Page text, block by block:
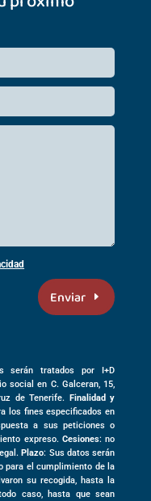
Enviar
serán tratados por I+D
social en C. Galceran, 15,
de Tenerife. Finalidad y
los fines especificados en
a sus peticiones o
expreso. Cesiones: no
Plazo: Sus datos serán
para el cumplimiento de la
su recogida, hasta la
caso, hasta que sean